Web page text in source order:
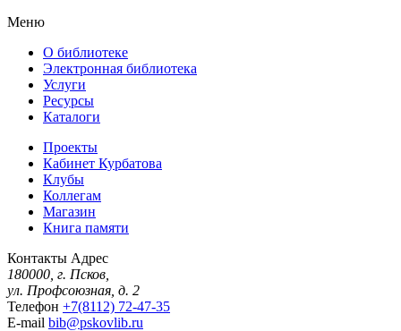
Меню
О библиотеке
Электронная библиотека
Услуги
Ресурсы
Каталоги
Проекты
Кабинет Курбатова
Клубы
Коллегам
Магазин
Книга памяти
Контакты Адрес
180000, г. Псков,
ул. Профсоюзная, д. 2
Телефон +7(8112) 72-47-35
E-mail bib@pskovlib.ru